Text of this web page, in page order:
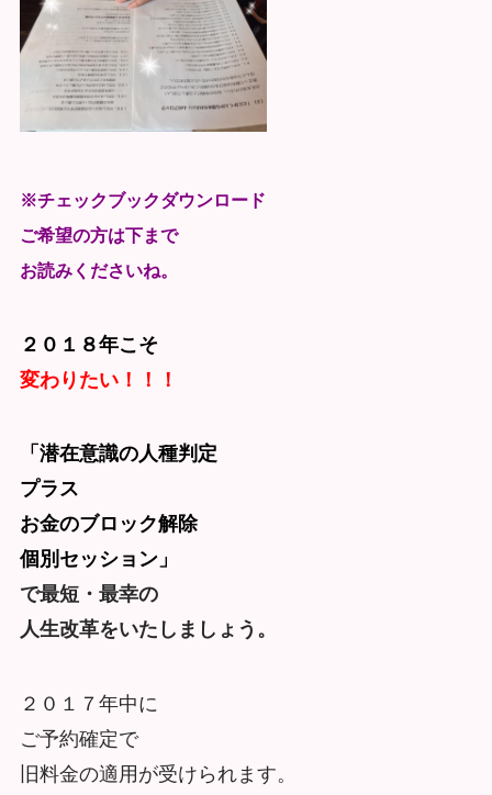
※チェックブックダウンロード
ご希望の方は下まで
お読みくださいね。
２０１８年こそ
変わりたい！！！
「潜在意識の人種判定
プラス
お金のブロック解除
個別セッション」
で最短・最幸の
人生改革をいたしましょう。
２０１７年中に
ご予約確定で
旧料金の適用が受けられます。